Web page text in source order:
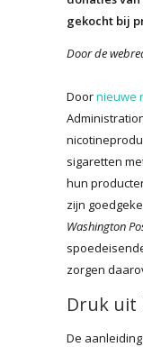
gekocht bij
Door de
Doornieuwe
sigaretten
hun
zijn
Washington
zorgen
Druk uit
De